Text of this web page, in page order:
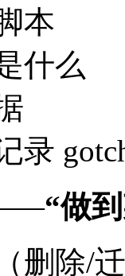
本
什么
录
——“做
删除/